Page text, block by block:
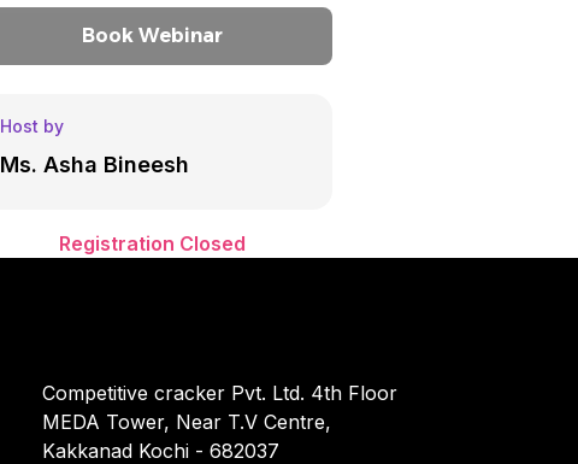
Book Webinar
Host by
Ms. Asha Bineesh
Registration Closed
Competitive cracker Pvt. Ltd. 4th Floor
MEDA Tower, Near T.V Centre,
Kakkanad Kochi - 682037